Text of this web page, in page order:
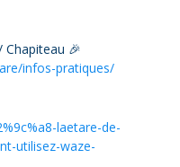
🎉
infos-pratiques/
laetare-de-
utilisez-waze-